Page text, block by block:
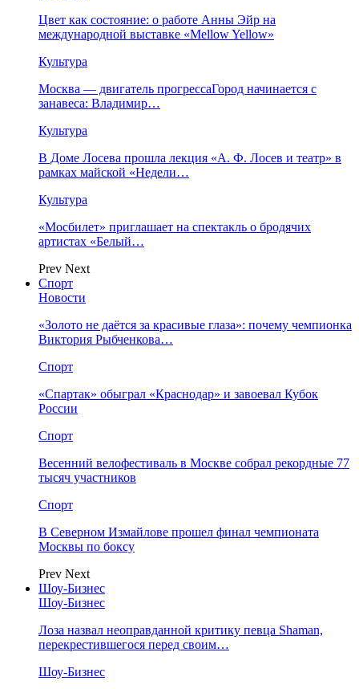
Цвет как состояние: о работе Анны Эйр на
международной выставке «Mellow Yellow»
Культура
Москва — двигатель прогрессаГород начинается с
занавеса: Владимир…
Культура
В Доме Лосева прошла лекция «А. Ф. Лосев и театр» в
рамках майской «Недели…
Культура
«Мосбилет» приглашает на спектакль о бродячих
артистах «Белый…
Prev Next
Спорт
Новости
«Золото не даётся за красивые глаза»: почему чемпионка
Виктория Рыбченкова…
Спорт
«Спартак» обыграл «Краснодар» и завоевал Кубок
России
Спорт
Весенний велофестиваль в Москве собрал рекордные 77
тысяч участников
Спорт
В Северном Измайлове прошел финал чемпионата
Москвы по боксу
Prev Next
Шоу-Бизнес
Шоу-Бизнес
Лоза назвал неоправданной критику певца Shaman,
перекрестившегося перед своим…
Шоу-Бизнес